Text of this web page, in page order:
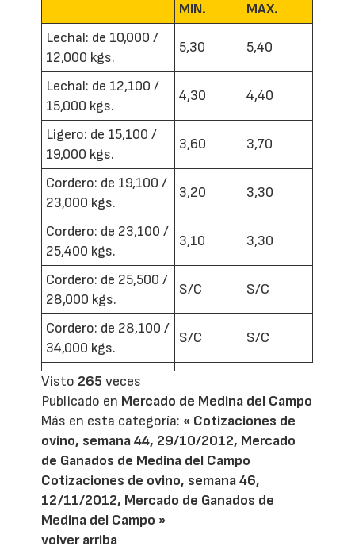
MIN.
MAX.
Lechal: de 10,000 /
12,000 kgs.
5,30 5,40
Lechal: de 12,100 /
15,000 kgs.
4,30 4,40
Ligero: de 15,100 /
19,000 kgs.
3,60 3,70
Cordero: de 19,100 /
23,000 kgs.
3,20 3,30
Cordero: de 23,100 /
25,400 kgs.
3,10 3,30
Cordero: de 25,500 /
28,000 kgs.
S/C S/C
Cordero: de 28,100 /
34,000 kgs.
S/C S/C
Visto 265 veces
Publicado en Mercado de Medina del Campo
Más en esta categoría: « Cotizaciones de
ovino, semana 44, 29/10/2012, Mercado
de Ganados de Medina del Campo
Cotizaciones de ovino, semana 46,
12/11/2012, Mercado de Ganados de
Medina del Campo »
volver arriba